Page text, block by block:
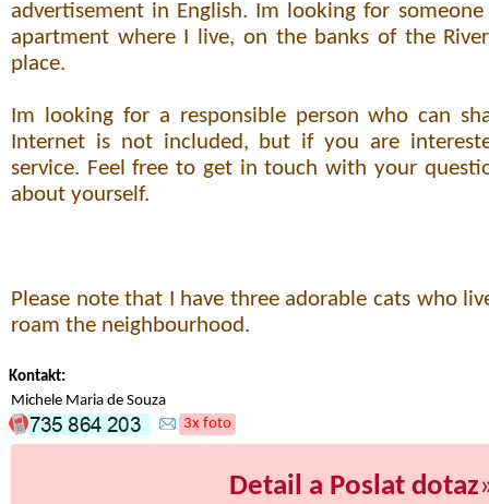
advertisement in English. Im looking for
apartment where I live, on the banks of the
place.
Im looking for a responsible person who can
Internet is not included, but if you are
service. Feel free to get in touch with your
about yourself.
Please note that I have three adorable cats who
roam the neighbourhood.
Kontakt:
Michele Maria de Souza
3x foto
Detail a Poslat dotaz